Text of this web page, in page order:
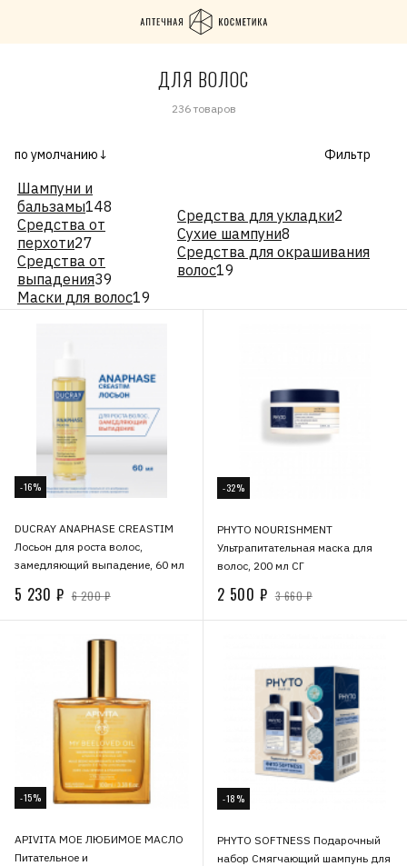
ДЛЯ ВОЛОС
236 товаров
по умолчанию↓ Фильтр
Шампуни и
бальзамы148
Средства от
перхоти27
Средства от
выпадения39
Маски для волос19
Средства для укладки2
Сухие шампуни8
Средства для окрашивания
волос19
-16%
DUCRAY ANAPHASE CREASTIM
Лосьон для роста волос,
замедляющий выпадение, 60 мл
5 230 ₽ 6 200 ₽
-32%
PHYTO NOURISHMENT
Ультрапитательная маска для
волос, 200 мл СГ
2 500 ₽ 3 660 ₽
-15%
APIVITA МОЕ ЛЮБИМОЕ МАСЛО
Питательное и
-18%
PHYTO SOFTNESS Подарочный
набор Смягчающий шампунь для